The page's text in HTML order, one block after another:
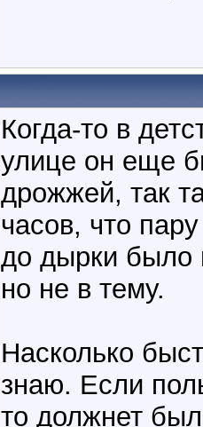
Когда-то в
улице он еще
дрожжей, так
часов, что
до дырки было
но не в тему.
Насколько
знаю. Если
то должнет